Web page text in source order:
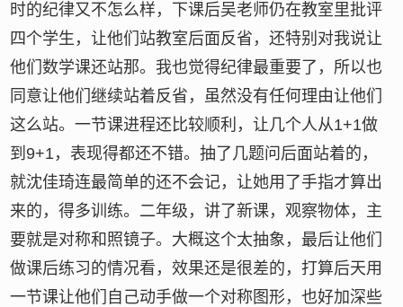
时的纪律又不怎么样，下课后吴老师仍在教室里批评
四个学生，让他们站教室后面反省，还特别对我说让
他们数学课还站那。我也觉得纪律最重要了，所以也
同意让他们继续站着反省，虽然没有任何理由让他们
这么站。一节课进程还比较顺利，让几个人从1+1做
到9+1，表现得都还不错。抽了几题问后面站着的，
就沈佳琦连最简单的还不会记，让她用了手指才算出
来的，得多训练。二年级，讲了新课，观察物体，主
要就是对称和照镜子。大概这个太抽象，最后让他们
做课后练习的情况看，效果还是很差的，打算后天用
一节课让他们自己动手做一个对称图形，也好加深些